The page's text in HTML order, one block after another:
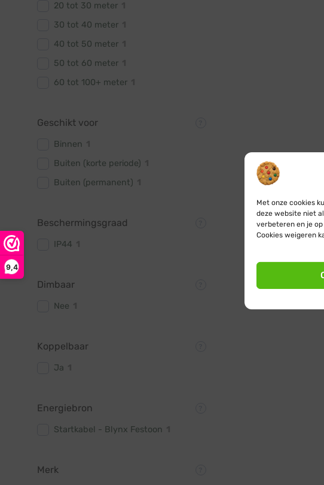
Met onze cookies
deze website niet
verbeteren en je
Cookies weigeren
9,4
20 tot 30 meter
30 tot 40 meter
40 tot 50 meter
50 tot 60 meter
60 tot 100+ meter
Geschikt voor
Binnen
Buiten (korte periode)
Buiten (permanent)
Beschermingsgraad
IP44
Dimbaar
Nee
Koppelbaar
Ja
Energiebron
Startkabel - Blynx Festoon
Merk